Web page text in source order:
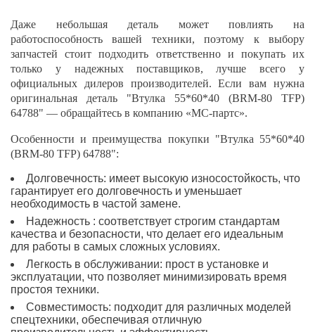
Даже небольшая деталь может повлиять на
работоспособность вашей техники, поэтому к выбору
запчастей стоит подходить ответственно и покупать их
только у надежных поставщиков, лучше всего у
официальных дилеров производителей. Если вам нужна
оригинальная деталь "Втулка 55*60*40 (BRM-80 TFP)
64788" — обращайтесь в компанию «МС-партс».
Особенности и преимущества покупки "Втулка 55*60*40
(BRM-80 TFP) 64788":
Долговечность: имеет высокую износостойкость, что
гарантирует его долговечность и уменьшает
необходимость в частой замене.
Надежность : соответствует строгим стандартам
качества и безопасности, что делает его идеальным
для работы в самых сложных условиях.
Легкость в обслуживании: прост в установке и
эксплуатации, что позволяет минимизировать время
простоя техники.
Совместимость: подходит для различных моделей
спецтехники, обеспечивая отличную